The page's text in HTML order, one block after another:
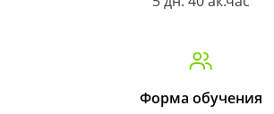
Форма обучения